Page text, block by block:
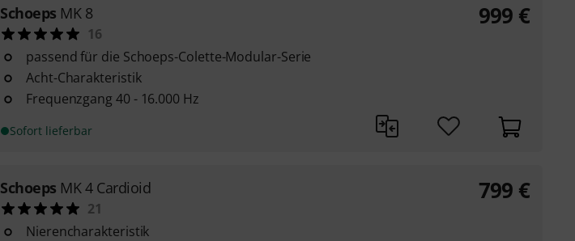
Schoeps MK 8
16
passend für die Schoeps-Colette-Modular-Serie
Acht-Charakteristik
Frequenzgang 40 - 16.000 Hz
Sofort lieferbar
999 €
Schoeps MK 4 Cardioid
21
Nierencharakteristik
799 €